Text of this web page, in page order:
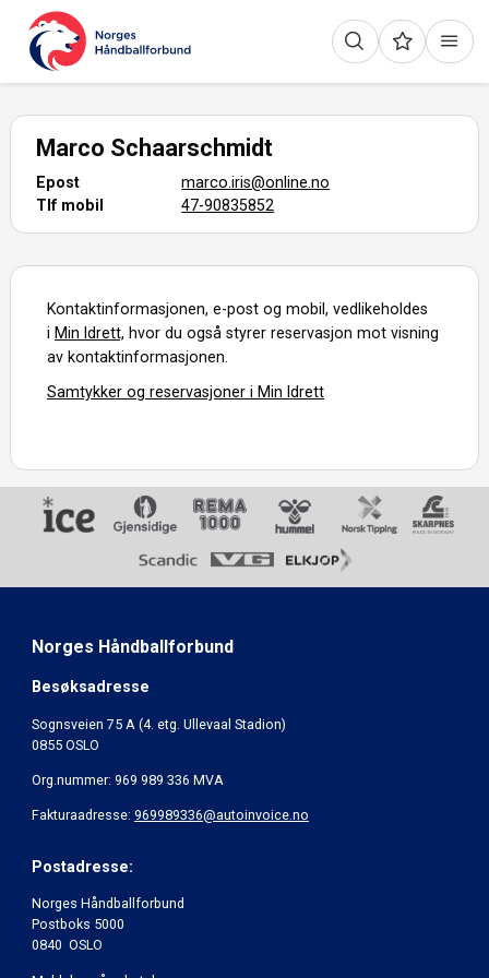
Marco Schaarschmidt
Epost
marco.iris@online.no
Tlf mobil
47-90835852
Kontaktinformasjonen, e-post og mobil, vedlikeholdes
i Min Idrett, hvor du også styrer reservasjon mot visning
av kontaktinformasjonen.
Samtykker og reservasjoner i Min Idrett
Norges Håndballforbund
Besøksadresse
Sognsveien 75 A (4. etg. Ullevaal Stadion)
0855 OSLO
Org.nummer: 969 989 336 MVA
Fakturaadresse: 969989336@autoinvoice.no
Postadresse:
Norges Håndballforbund
Postboks 5000
0840 OSLO